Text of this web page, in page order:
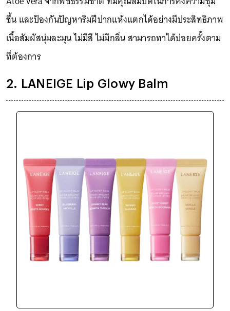
ชื้น และป้องกันปัญหาริมฝีปากแห้งแตกได้อย่างมีประสิทธิภาพ
เนื้อสัมผัสนุ่มละมุน ไม่มีสี ไม่มีกลิ่น สามารถทาได้บ่อยครั้งตาม
ที่ต้องการ
2. LANEIGE Lip Glowy Balm